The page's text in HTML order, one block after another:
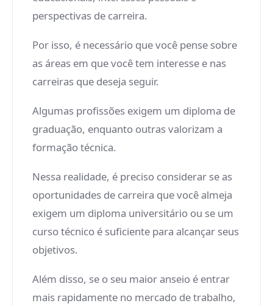
perspectivas de carreira.
Por isso, é necessário que você pense sobre
as áreas em que você tem interesse e nas
carreiras que deseja seguir.
Algumas profissões exigem um diploma de
graduação, enquanto outras valorizam a
formação técnica.
Nessa realidade, é preciso considerar se as
oportunidades de carreira que você almeja
exigem um diploma universitário ou se um
curso técnico é suficiente para alcançar seus
objetivos.
Além disso, se o seu maior anseio é entrar
mais rapidamente no mercado de trabalho,